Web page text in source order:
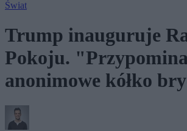
Świat
Trump inauguruje
Pokoju.
anonimowe kółko